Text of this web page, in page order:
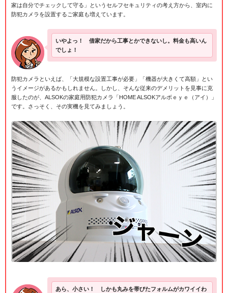
家は自分でチェックして守る」というセルフセキュリティの考え方から、室内に
防犯カメラを設置するご家庭も増えています。
いやよっ！ 借家だから工事とかできないし。料金も高いん
でしょ！
防犯カメラといえば、「大規模な設置工事が必要」「機器が大きくて高額」とい
うイメージがあるかもしれません。しかし、そんな従来のデメリットを見事に克
服したのが、ALSOKの家庭用防犯カメラ「HOME ALSOKアルボｅｙｅ（アイ）」
です。さっそく、その実機を見てみましょう。
あら、小さい！ しかも丸みを帯びたフォルムがカワイイわ